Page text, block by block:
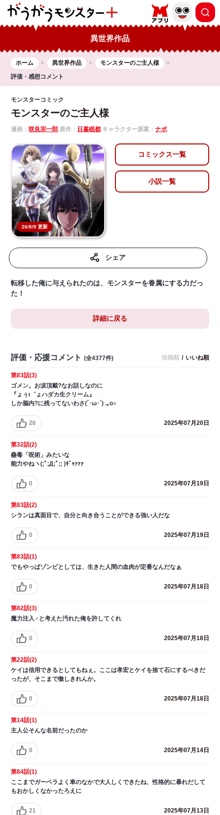
異世界作品
ホーム 異世界作品
モンスターのご主人様
評価・感想コメント
モンスターコミック
モンスターのご主人様
漫画：咲良宗一郎 原作： 日暮眠都 キャラクター原案：ナポ
26/8/9 更新
コミックス一覧
小説一覧
シェア
転移した俺に与えられたのは、モンスターを眷属にする力だっ
た！
詳細に戻る
評価・応援コメント (全4377件) 投稿順 / いいね順
第83話(3)
ゴメン。お涙頂戴?なお話しなのに
『ょぅι゛ょハダカ生クリーム』
しか脳内?に残ってないわさ(´･ω･`) .｡o○
26 2025年07月20日
第32話(2)
蠱毒「呪術」みたいな
能力やねヽ(;ﾟ;Д;ﾟ;; )ｷﾞｬｧｧｧ
0 2025年07月19日
第83話(2)
シランは真面目で、自分と向き合うことができる強い人だな
0 2025年07月19日
第83話(1)
でもやっぱゾンビとしては、生きた人間の血肉が定番なんだなぁ
0 2025年07月18日
第82話(3)
魔力注入♂と考えた汚れた俺を許してくれ
0 2025年07月18日
第22話(2)
ケイは信用できるとしてもねぇ。ここは孝宏とケイを捨て石にするべきだ
ったが、そこまで徹しきれんか。
0 2025年07月18日
第14話(1)
主人公そんな名前だったのか
0 2025年07月14日
第84話(1)
ここまでガーベラよく車のなかで大人しくできたね、性格的に暴れだして
もおかしくなかったろえに
21 2025年07月13日